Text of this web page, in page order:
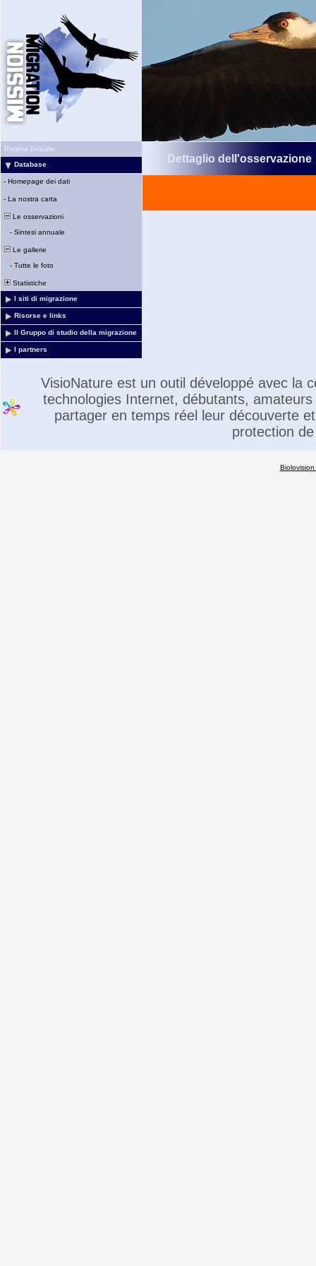
Pagina iniziale
Database
- Homepage dei dati
- La nostra carta
Le osservazioni
- Sintesi annuale
Le gallerie
- Tutte le foto
Statistiche
I siti di migrazione
Risorse e links
Il Gruppo di studio della migrazione
I partners
Dettaglio dell'osservazione
VisioNature est un outil développé avec la
technologies Internet, débutants,
partager en temps réel leur découverte
protection
Biolovision